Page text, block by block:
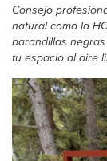
Consejo
natural como la
barandillas
tu espacio al aire